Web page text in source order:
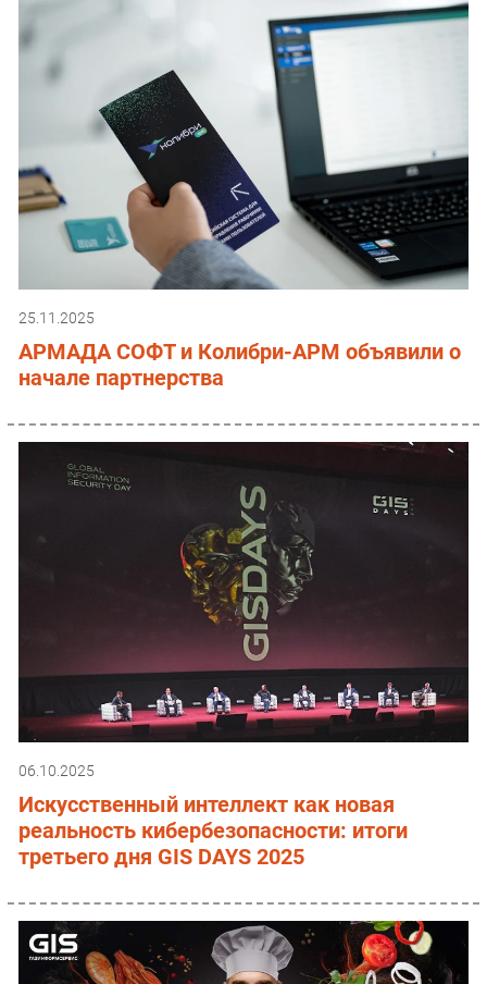
25.11.2025
АРМАДА СОФТ и Колибри-АРМ объявили о
начале партнерства
06.10.2025
Искусственный интеллект как новая
реальность кибербезопасности: итоги
третьего дня GIS DAYS 2025